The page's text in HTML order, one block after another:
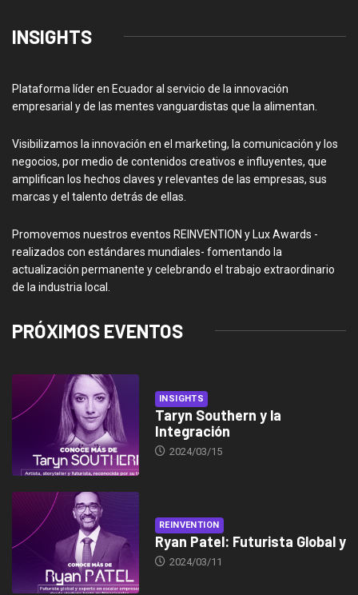
INSIGHTS
Plataforma líder en Ecuador al servicio de la innovación
empresarial y de las mentes vanguardistas que la alimentan.
Visibilizamos la innovación en el marketing, la comunicación y los
negocios, por medio de contenidos creativos e influyentes, que
amplifican los hechos claves y relevantes de las empresas, sus
marcas y el talento detrás de ellas.
Promovemos nuestros eventos REINVENTION y Lux Awards -
realizados con estándares mundiales- fomentando la
actualización permanente y celebrando el trabajo extraordinario
de la industria local.
PRÓXIMOS EVENTOS
INSIGHTS
Taryn Southern y la
Integración
2024/03/15
REINVENTION
Ryan Patel: Futurista Global y
2024/03/11